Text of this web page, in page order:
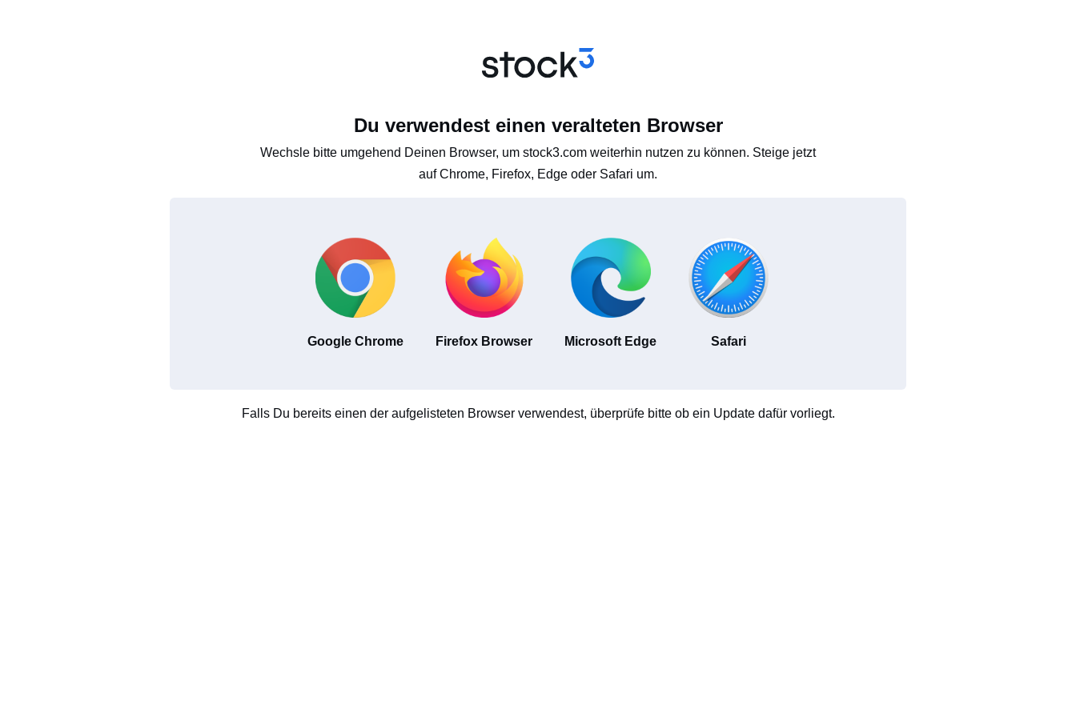
Du verwendest einen veralteten Browser
Wechsle bitte umgehend Deinen Browser, um stock3.com weiterhin nutzen zu können. Steige jetzt
auf Chrome, Firefox, Edge oder Safari um.
Google Chrome Firefox Browser Microsoft Edge Safari
Falls Du bereits einen der aufgelisteten Browser verwendest, überprüfe bitte ob ein Update dafür vorliegt.